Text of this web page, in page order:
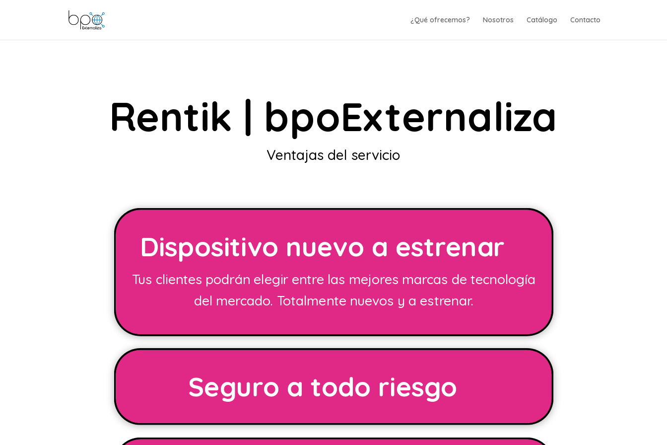
¿Qué ofrecemos? Nosotros Catálogo Contacto
Rentik | bpoExternaliza
Ventajas del servicio
Dispositivo nuevo a estrenar
Tus clientes podrán elegir entre las mejores marcas de tecnología
del mercado. Totalmente nuevos y a estrenar.
Seguro a todo riesgo